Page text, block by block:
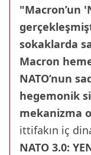
"Macron’un
sokaklarda
Macron
NATO’nun
hegemonik
mekanizma
ittifakın iç
NATO 3.0: